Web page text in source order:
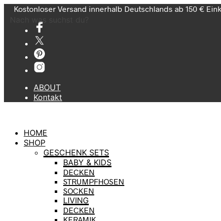
Kostonloser Versand innerhalb Deutschlands ab 150 €
ABOUT
Kontakt
HOME
SHOP
GESCHENK SETS
BABY & KIDS
DECKEN
STRUMPFHOSEN
SOCKEN
LIVING
DECKEN
Nach was suchst du?